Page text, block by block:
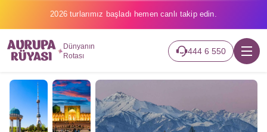
2026 turlarımız başladı hemen canlı takip edin.
Dünyanın
Rotası
444 6 550